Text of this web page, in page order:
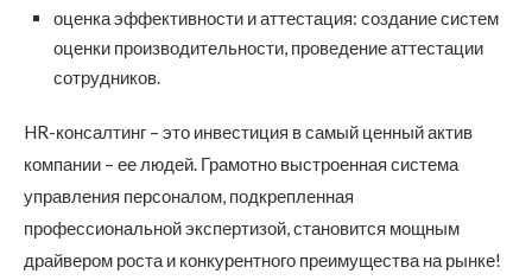
оценка эффективности и аттестация: создание систем
оценки производительности, проведение аттестации
сотрудников.
HR-консалтинг – это инвестиция в самый ценный актив
компании – ее людей. Грамотно выстроенная система
управления персоналом, подкрепленная
профессиональной экспертизой, становится мощным
драйвером роста и конкурентного преимущества на рынке!